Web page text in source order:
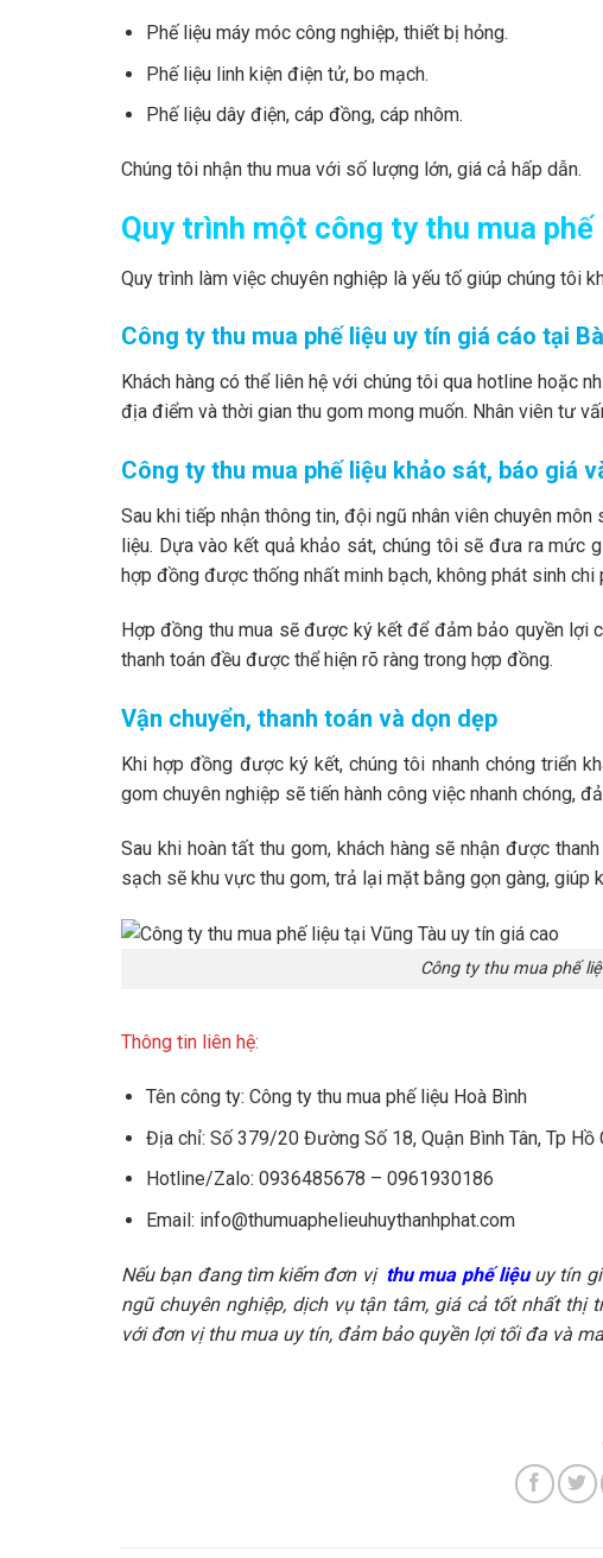
Phế liệu máy móc công nghiệp, thiết bị hỏng.
Phế liệu linh kiện điện tử, bo mạch.
Phế liệu dây điện, cáp đồng, cáp nhôm.
Chúng tôi nhận thu mua với số lượng lớn, giá cả hấp dẫn.
Quy trình một công ty thu mua
Quy trình làm việc chuyên nghiệp là yếu tố giúp chúng tôi
Công ty thu mua phế liệu uy tín giá cáo tại
Khách hàng có thể liên hệ với chúng tôi qua hotline hoặc
địa điểm và thời gian thu gom mong muốn. Nhân viên tư
Công ty thu mua phế liệu khảo sát, báo giá
Sau khi tiếp nhận thông tin, đội ngũ nhân viên chuyên
liệu. Dựa vào kết quả khảo sát, chúng tôi sẽ đưa ra mức
hợp đồng được thống nhất minh bạch, không phát sinh chi
Hợp đồng thu mua sẽ được ký kết để đảm bảo quyền lợi
thanh toán đều được thể hiện rõ ràng trong hợp đồng.
Vận chuyển, thanh toán và dọn dẹp
Khi hợp đồng được ký kết, chúng tôi nhanh chóng triển
gom chuyên nghiệp sẽ tiến hành công việc nhanh chóng,
Sau khi hoàn tất thu gom, khách hàng sẽ nhận được
sạch sẽ khu vực thu gom, trả lại mặt bằng gọn gàng, giúp
Công ty thu mua phế
Thông tin liên hệ:
Tên công ty: Công ty thu mua phế liệu Hoà Bình
Địa chỉ: Số 379/20 Đường Số 18, Quận Bình Tân, Tp Hồ
Hotline/Zalo: 0936485678 – 0961930186
Email: info@thumuaphelieuhuythanhphat.com
Nếu bạn đang tìm kiếm đơn vị thu mua phế liệuuy tín
ngũ chuyên nghiệp, dịch vụ tận tâm, giá cả tốt nhất
với đơn vị thu mua uy tín, đảm bảo quyền lợi tối đa và